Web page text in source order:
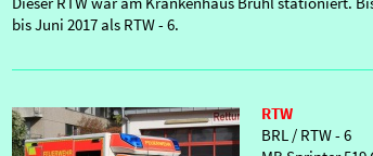
bis Juni 2017 als RTW - 6.
RTW
BRL / RTW - 6